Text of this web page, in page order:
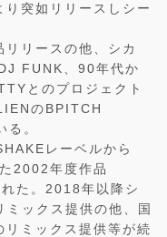
突如リリースしシー
リースの他、シカ
FUNK、90年代か
とのプロジェクト
のBPITCH
。
レーベルから
2002年度作品
た。2018年以降シ
ックス提供の他、国
ミックス提供等が続